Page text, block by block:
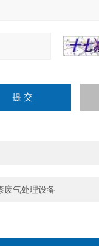
废气处理设备